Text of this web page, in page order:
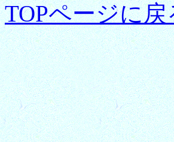
TOPページに戻